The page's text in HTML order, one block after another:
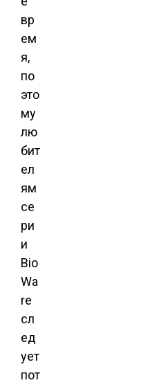
вр
ем
я,
по
это
му
лю
бит
ел
ям
се
ри
и
Bio
Wa
re
сл
ед
ует
пот